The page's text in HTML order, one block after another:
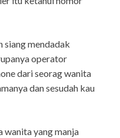
siang mendadak
operator
dari seorag wanita
dan sesudah kau
wanita yang manja